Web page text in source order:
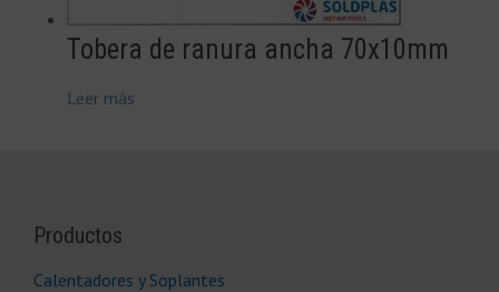
Tobera de ranura ancha 70x10mm
Leer más
Productos
Calentadores y Soplantes